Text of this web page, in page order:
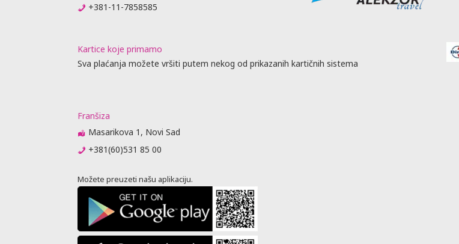
+381-11-7858585
Kartice koje primamo
Sva plaćanja možete vršiti putem nekog od prikazanih kartičnih sistema
Franšiza
Masarikova 1, Novi Sad
+381(60)531 85 00
Možete preuzeti našu aplikaciju.